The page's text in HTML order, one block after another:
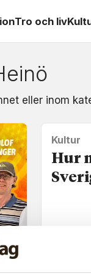
Tro och liv
eller inom
Kultur
Hur